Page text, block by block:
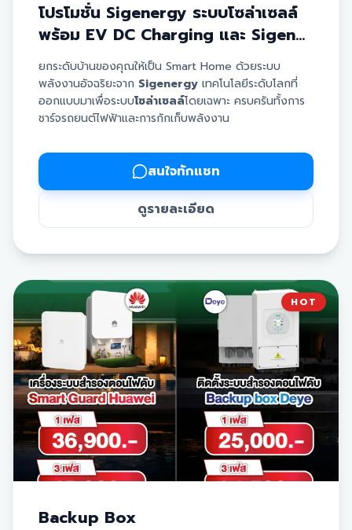
โปรโมชั่น Sigenergy ระบบโซล่าเซลล์
พร้อม EV DC Charging และ Sigen
Battery ราคาพิเศษจาก Aneetech
ยกระดับบ้านของคุณให้เป็น Smart Home ด้วยระบบ
พลังงานอัจฉริยะจาก Sigenergy เทคโนโลยีระดับโลกที่
ออกแบบมาเพื่อระบบโซล่าเซลล์โดยเฉพาะ ครบครันทั้งการ
ชาร์จรถยนต์ไฟฟ้าและการกักเก็บพลังงาน
ไฟฟ้า (EV) ให้กำลังไฟสูง ชาร์จเร็วและเสถียร
Sigen Battery:แบตเตอรี่ประสิทธิภาพสูงสำหรับกัก
เก็บพลังงานไฟฟ้า ช่วยสำรองไฟไว้ใช้ในยามค่ำคืนหรือช่วง
✅ ดีไซน์สวยงาม ทันสมัย แข็งแรงทนทาน เหมาะกับการติด
✅ ควบคุมและตรวจสอบการทำงานได้ง่ายผ่านแอปพลิเคชัน
⚡EV DC Charging 12 kW:
ราคา 95,000.- บาท
⚡EV DC Charging 25 kW:
ราคา 114,200.- บาท
🔋
Sigen Battery 6 kW:ราคา 99,000.- บาท
🔋
Sigen Battery 10 kW: ราคา 134,200.- บาท
⚠️
หมายเหตุ:ราคานี้ยยังไม่รวมภาษีมูลค่าเพิ่ม 7%
สนใจสอบถามรายละเอียดเพิ่มเติมเกี่ยวกับระบบโซล่าเซลล์
ติดต่อAneetechโทร 099-212-1071 หรือ LINE
@ANEETECH
สนใจทักแชท
ดูรายละเอียด
HOT
Backup Box